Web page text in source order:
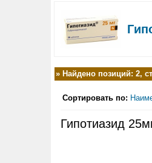
» Найдено позиций: 2,
Сортировать по:
Гипотиазид